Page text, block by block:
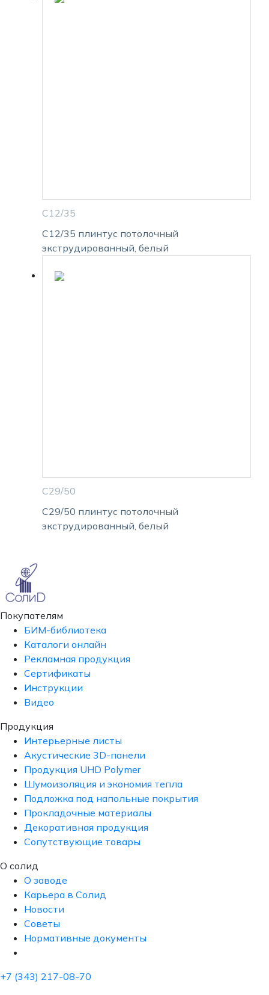
С12/35
С12/35 плинтус потолочный
экструдированный, белый
С29/50
С29/50 плинтус потолочный
экструдированный, белый
Покупателям
БИМ-библиотека
Каталоги онлайн
Рекламная продукция
Сертификаты
Инструкции
Видео
Продукция
Интерьерные листы
Акустические 3D-панели
Продукция UHD Polymer
Шумоизоляция и экономия тепла
Подложка под напольные покрытия
Прокладочные материалы
Декоративная продукция
Сопутствующие товары
О солид
О заводе
Карьера в Солид
Новости
Советы
Нормативные документы
+7 (343) 217-08-70